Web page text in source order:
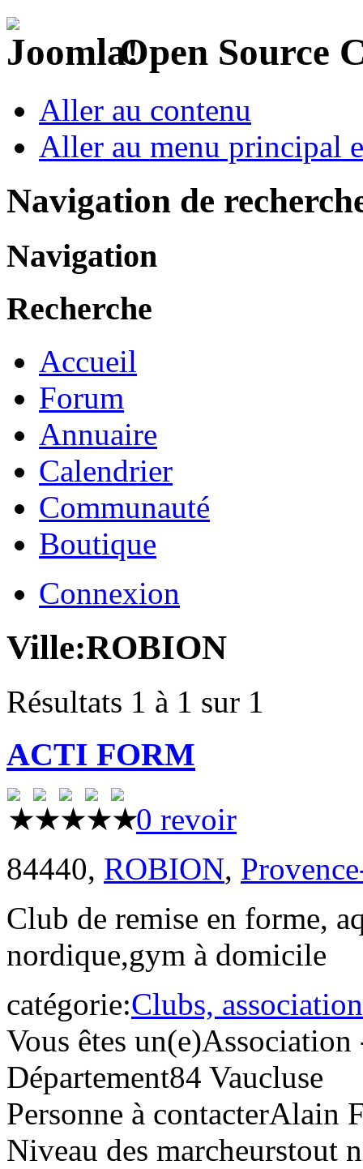
Open Source
Aller au contenu
Aller au menu principal
Navigation de
Navigation
Recherche
Accueil
Forum
Annuaire
Calendrier
Communauté
Boutique
Connexion
Ville:ROBION
Résultats 1 à 1 sur 1
ACTI FORM
0 revoir
84440, ROBION,
Club de remise en forme,
nordique,gym à domicile
catégorie:Clubs,
Vous êtes un(e)Association
Département84 Vaucluse
Personne à contacterAlain
Niveau des marcheurstout